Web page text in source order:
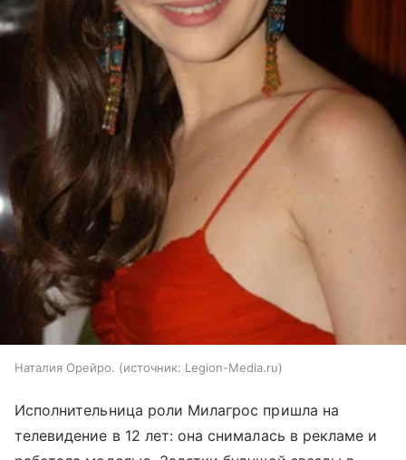
Наталия Орейро. источник: Legion-Media.ru
Исполнительница роли Милагрос пришла на
телевидение в 12 лет: она снималась в рекламе и